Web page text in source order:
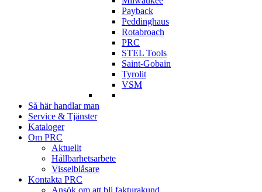
Payback
Peddinghaus
Rotabroach
PRC
STEL Tools
Saint-Gobain
Tyrolit
VSM
Så här handlar man
Service & Tjänster
Kataloger
Om PRC
Aktuellt
Hållbarhetsarbete
Visselblåsare
Kontakta PRC
Ansök om att bli fakturakund